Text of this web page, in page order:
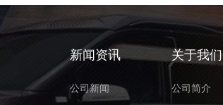
新闻资讯
公司新闻
关于我们
公司简介